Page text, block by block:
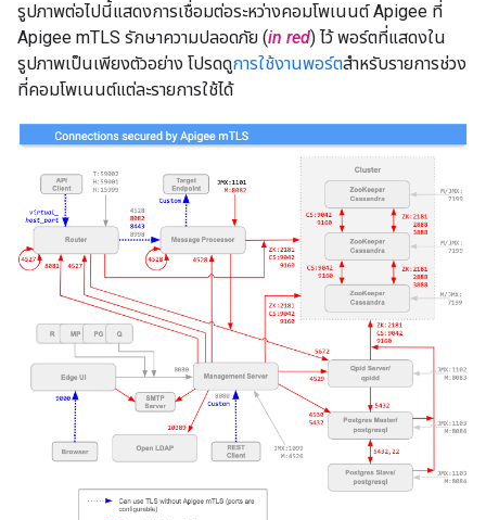
รูปภาพต่อไปนี้แสดงการเชื่อมต่อระหว่างคอมโพเนนต์ Apigee ที่
Apigee mTLS รักษาความปลอดภัย (in red) ไว้ พอร์ตที่แสดงใน
รูปภาพเป็นเพียงตัวอย่าง โปรดดูการใช้งานพอร์ตสำหรับรายการช่วง
ที่คอมโพเนนต์แต่ละรายการใช้ได้